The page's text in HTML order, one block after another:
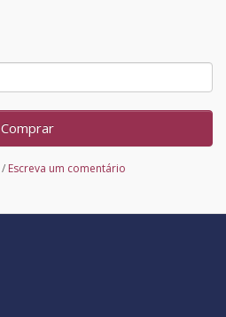
Comprar
/ Escreva um comentário